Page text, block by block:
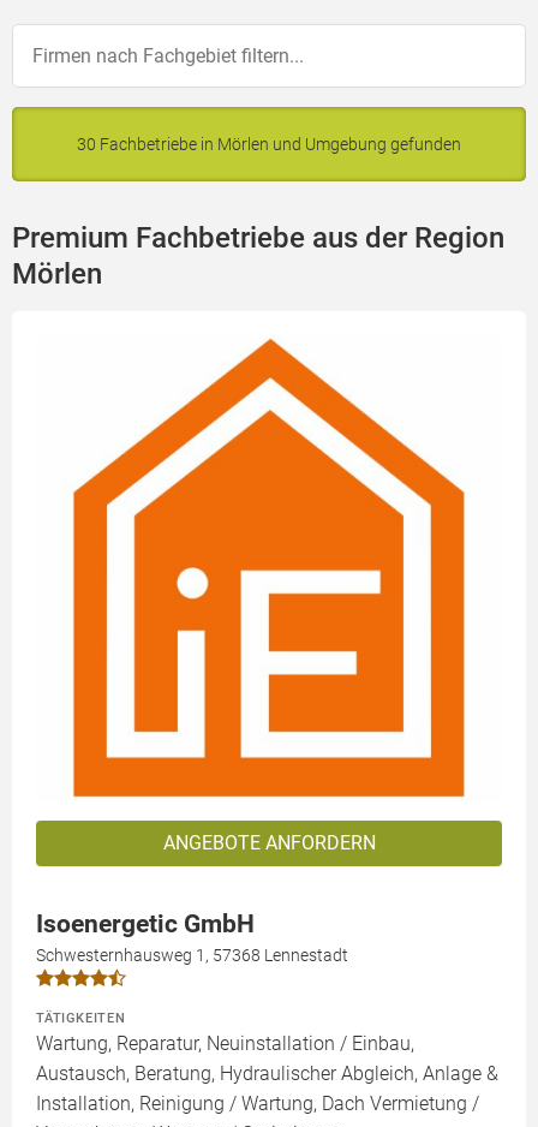
30 Fachbetriebe in Mörlen und Umgebung gefunden
Premium Fachbetriebe aus der Region
Mörlen
ANGEBOTE ANFORDERN
Isoenergetic GmbH
Schwesternhausweg 1, 57368 Lennestadt
TÄTIGKEITEN
Wartung, Reparatur, Neuinstallation / Einbau,
Austausch, Beratung, Hydraulischer Abgleich, Anlage &
Installation, Reinigung / Wartung, Dach Vermietung /